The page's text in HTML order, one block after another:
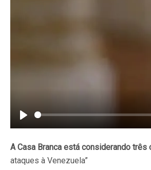
Play
A Casa Branca está considerando
ataques à Venezuela”